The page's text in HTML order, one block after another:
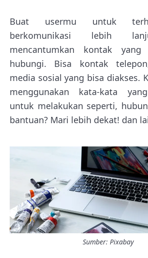
Buat usermu untuk
berkomunikasi lebih
mencantumkan kontak
hubungi. Bisa kontak
media sosial yang bisa diakses.
menggunakan kata-kata
untuk melakukan seperti,
bantuan? Mari lebih dekat! dan
Sumber: Pixabay